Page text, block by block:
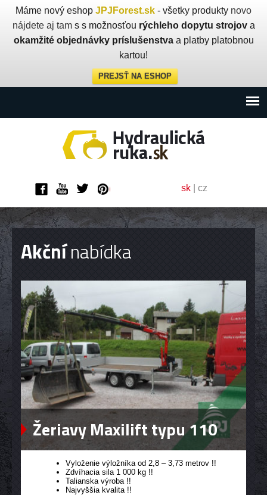
Máme nový eshop JPJForest.sk - všetky produkty novo
nájdete aj tams s možnosťou rýchleho dopytu strojova
okamžité objednávky príslušenstvaa platby platobnou
kartou!
PREJSŤ NA ESHOP
sk cz
Akčnínabídka
Žeriavy Maxilift typu 110
Vyloženie výložníka od 2,8 – 3,73 metrov !!
Zdvíhacia sila 1 000 kg !!
Talianska výroba !!
Najvyššia kvalita !!